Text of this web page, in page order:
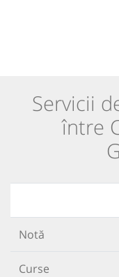
Servicii
între
Notă
Curse